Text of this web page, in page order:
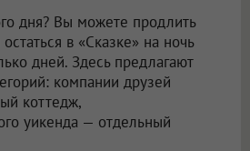
дня? Вы можете продлить
в «Сказке» на ночь
дней. Здесь предлагают
компании друзей
коттедж,
уикенда — отдельный